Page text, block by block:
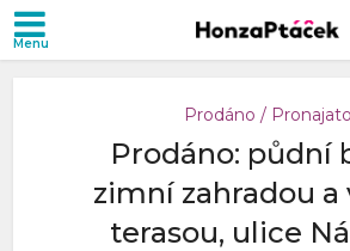
Prodáno / Pronajato
Prodáno: půdní
zimní zahradou a
terasou, ulice